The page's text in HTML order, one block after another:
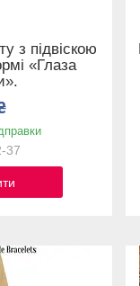
з підвіскою
«Глаза
37